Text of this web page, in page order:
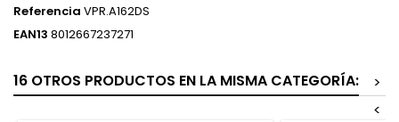
Referencia VPR.A162DS
EAN13 8012667237271
16 OTROS PRODUCTOS EN LA MISMA CATEGORÍA:
>
<